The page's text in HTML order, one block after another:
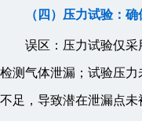
（四）压力试验：
误区：压力试验仅
检测气体泄漏；试验压
不足，导致潜在泄漏点未